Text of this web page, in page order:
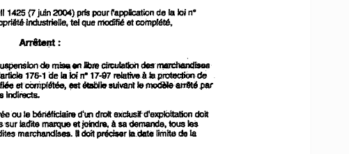
111425 (7 juln 20(4) pris paurrappllcation de la lcii n°
te! que n10difié etcomplété.
dem~en J/bre cli'CUlafb1 desrn8réhandiSea
17a.1 de laJol n·17·97 relativeàla protectiO'ldè
et'e:omple1tée. est Mablle8ulvant le modèIe:arrmepar
lndlr'ects.
lebér1éficlaire d'undroltelècJusifd'exploltation doit
ladite marque et joIndre, à sa demande, tous !eS
ndoit préclser la date limite dela